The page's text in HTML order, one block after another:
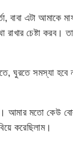
বাবা এটা
চেষ্টা করব।
ঘুরতে সমস্যা
আমার মতো কেউ
করেছিলাম।